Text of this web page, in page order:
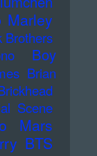
Marley
Brothers
Boy
Brian
Scene
Mars
BTS